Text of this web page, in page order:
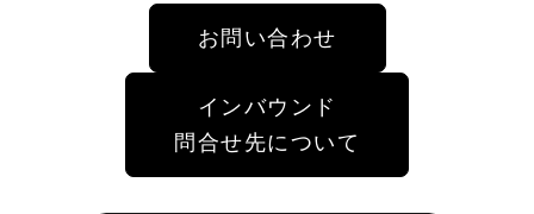
お問い合わせ
インバウンド
問合せ先について